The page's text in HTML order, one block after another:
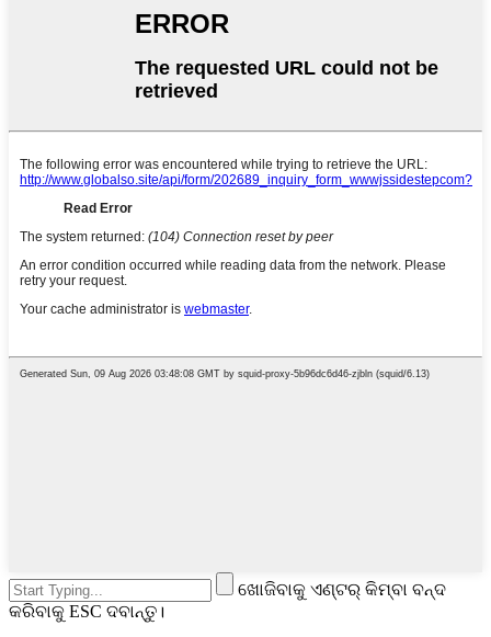
ଖୋଜିବାକୁ ଏଣ୍ଟର୍ କିମ୍ବା ବନ୍ଦ
କରିବାକୁ ESC ଦବାନ୍ତୁ।